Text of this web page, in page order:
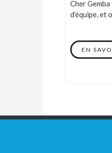
Cher
d’équipe, et
EN